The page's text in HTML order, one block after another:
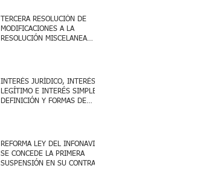
TERCERA RESOLUCIÓN DE
MODIFICACIONES A LA
RESOLUCIÓN MISCELANEA
INTERÉS JURÍDICO, INTERÉS
LEGÍTIMO E INTERÉS SIMPLE,
DEFINICIÓN Y FORMAS DE
REFORMA LEY DEL INFONAVIT:
SE CONCEDE LA PRIMERA
SUSPENSIÓN EN SU CONTRA